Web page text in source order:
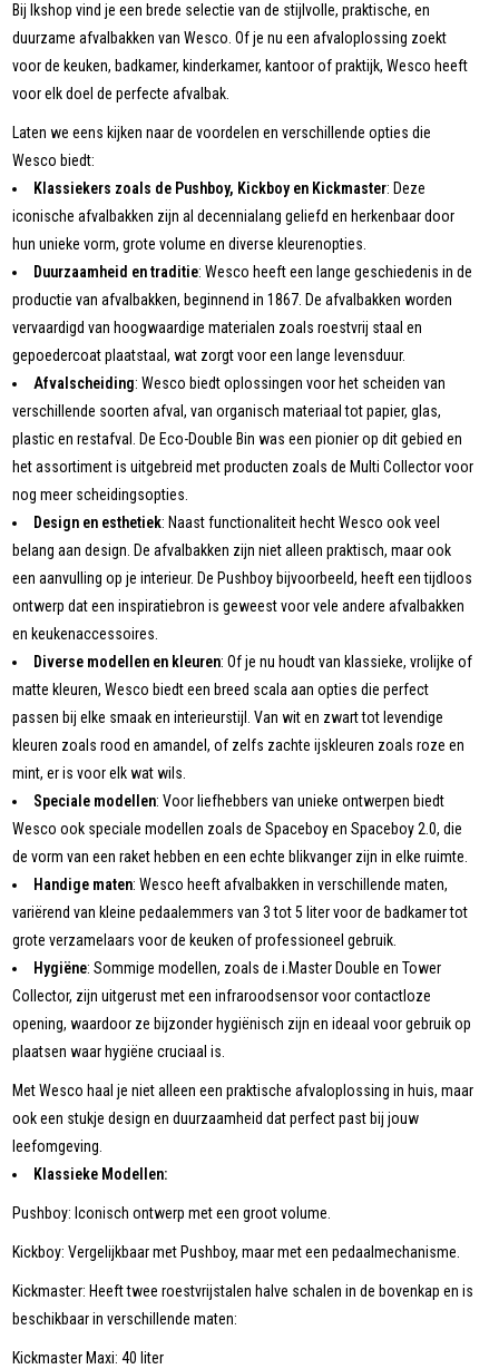
Bij Ikshop vind je een brede selectie van de stijlvolle, praktische, en
duurzame afvalbakken van Wesco. Of je nu een afvaloplossing zoekt
voor de keuken, badkamer, kinderkamer, kantoor of praktijk, Wesco heeft
voor elk doel de perfecte afvalbak.
Laten we eens kijken naar de voordelen en verschillende opties die
Wesco biedt:
Klassiekers zoals de Pushboy, Kickboy en Kickmaster: Deze
iconische afvalbakken zijn al decennialang geliefd en herkenbaar door
hun unieke vorm, grote volume en diverse kleurenopties.
Duurzaamheid en traditie: Wesco heeft een lange geschiedenis in de
productie van afvalbakken, beginnend in 1867. De afvalbakken worden
vervaardigd van hoogwaardige materialen zoals roestvrij staal en
gepoedercoat plaatstaal, wat zorgt voor een lange levensduur.
Afvalscheiding: Wesco biedt oplossingen voor het scheiden van
verschillende soorten afval, van organisch materiaal tot papier, glas,
plastic en restafval. De Eco-Double Bin was een pionier op dit gebied en
het assortiment is uitgebreid met producten zoals de Multi Collector voor
nog meer scheidingsopties.
Design en esthetiek: Naast functionaliteit hecht Wesco ook veel
belang aan design. De afvalbakken zijn niet alleen praktisch, maar ook
een aanvulling op je interieur. De Pushboy bijvoorbeeld, heeft een tijdloos
ontwerp dat een inspiratiebron is geweest voor vele andere afvalbakken
en keukenaccessoires.
Diverse modellen en kleuren: Of je nu houdt van klassieke, vrolijke of
matte kleuren, Wesco biedt een breed scala aan opties die perfect
passen bij elke smaak en interieurstijl. Van wit en zwart tot levendige
kleuren zoals rood en amandel, of zelfs zachte ijskleuren zoals roze en
mint, er is voor elk wat wils.
Speciale modellen: Voor liefhebbers van unieke ontwerpen biedt
Wesco ook speciale modellen zoals de Spaceboy en Spaceboy 2.0, die
de vorm van een raket hebben en een echte blikvanger zijn in elke ruimte.
Handige maten: Wesco heeft afvalbakken in verschillende maten,
variërend van kleine pedaalemmers van 3 tot 5 liter voor de badkamer tot
grote verzamelaars voor de keuken of professioneel gebruik.
Hygiëne: Sommige modellen, zoals de i.Master Double en Tower
Collector, zijn uitgerust met een infraroodsensor voor contactloze
opening, waardoor ze bijzonder hygiënisch zijn en ideaal voor gebruik op
plaatsen waar hygiëne cruciaal is.
Met Wesco haal je niet alleen een praktische afvaloplossing in huis, maar
ook een stukje design en duurzaamheid dat perfect past bij jouw
leefomgeving.
Klassieke Modellen:
Pushboy: Iconisch ontwerp met een groot volume.
Kickboy: Vergelijkbaar met Pushboy, maar met een pedaalmechanisme.
Kickmaster: Heeft twee roestvrijstalen halve schalen in de bovenkap en is
beschikbaar in verschillende maten:
Kickmaster Maxi: 40 liter